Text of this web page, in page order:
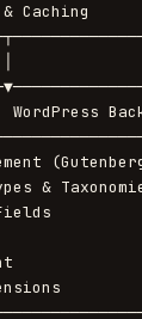
&
Types &
Fields